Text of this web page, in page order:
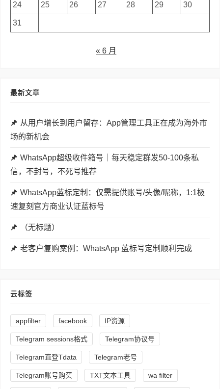
24 25 26 27 28 29 30
31
« 6 月
最新文章
从用户增长到用户留存：App管理工具正在成为海外市
场的新机会
WhatsApp超级收件箱号｜每天稳定群发50-100条私
信，不封号，不死号推荐
WhatsApp蓝标定制：仅需提供账号/头像/昵称，1:1极
速复刻官方商业认证蓝标号
（无标题）
老客户复购案例：WhatsApp 蓝标号定制顺利完成
云标签
appfilter facebook IP资源
Telegram sessions格式 Telegram协议号
Telegram直登Tdata Telegram老号
Telegram账号购买 TXT文本工具 wa filter